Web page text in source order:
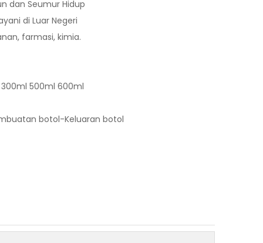
dan Seumur Hidup
di Luar Negeri
farmasi, kimia.
500ml 600ml
botol-Keluaran botol